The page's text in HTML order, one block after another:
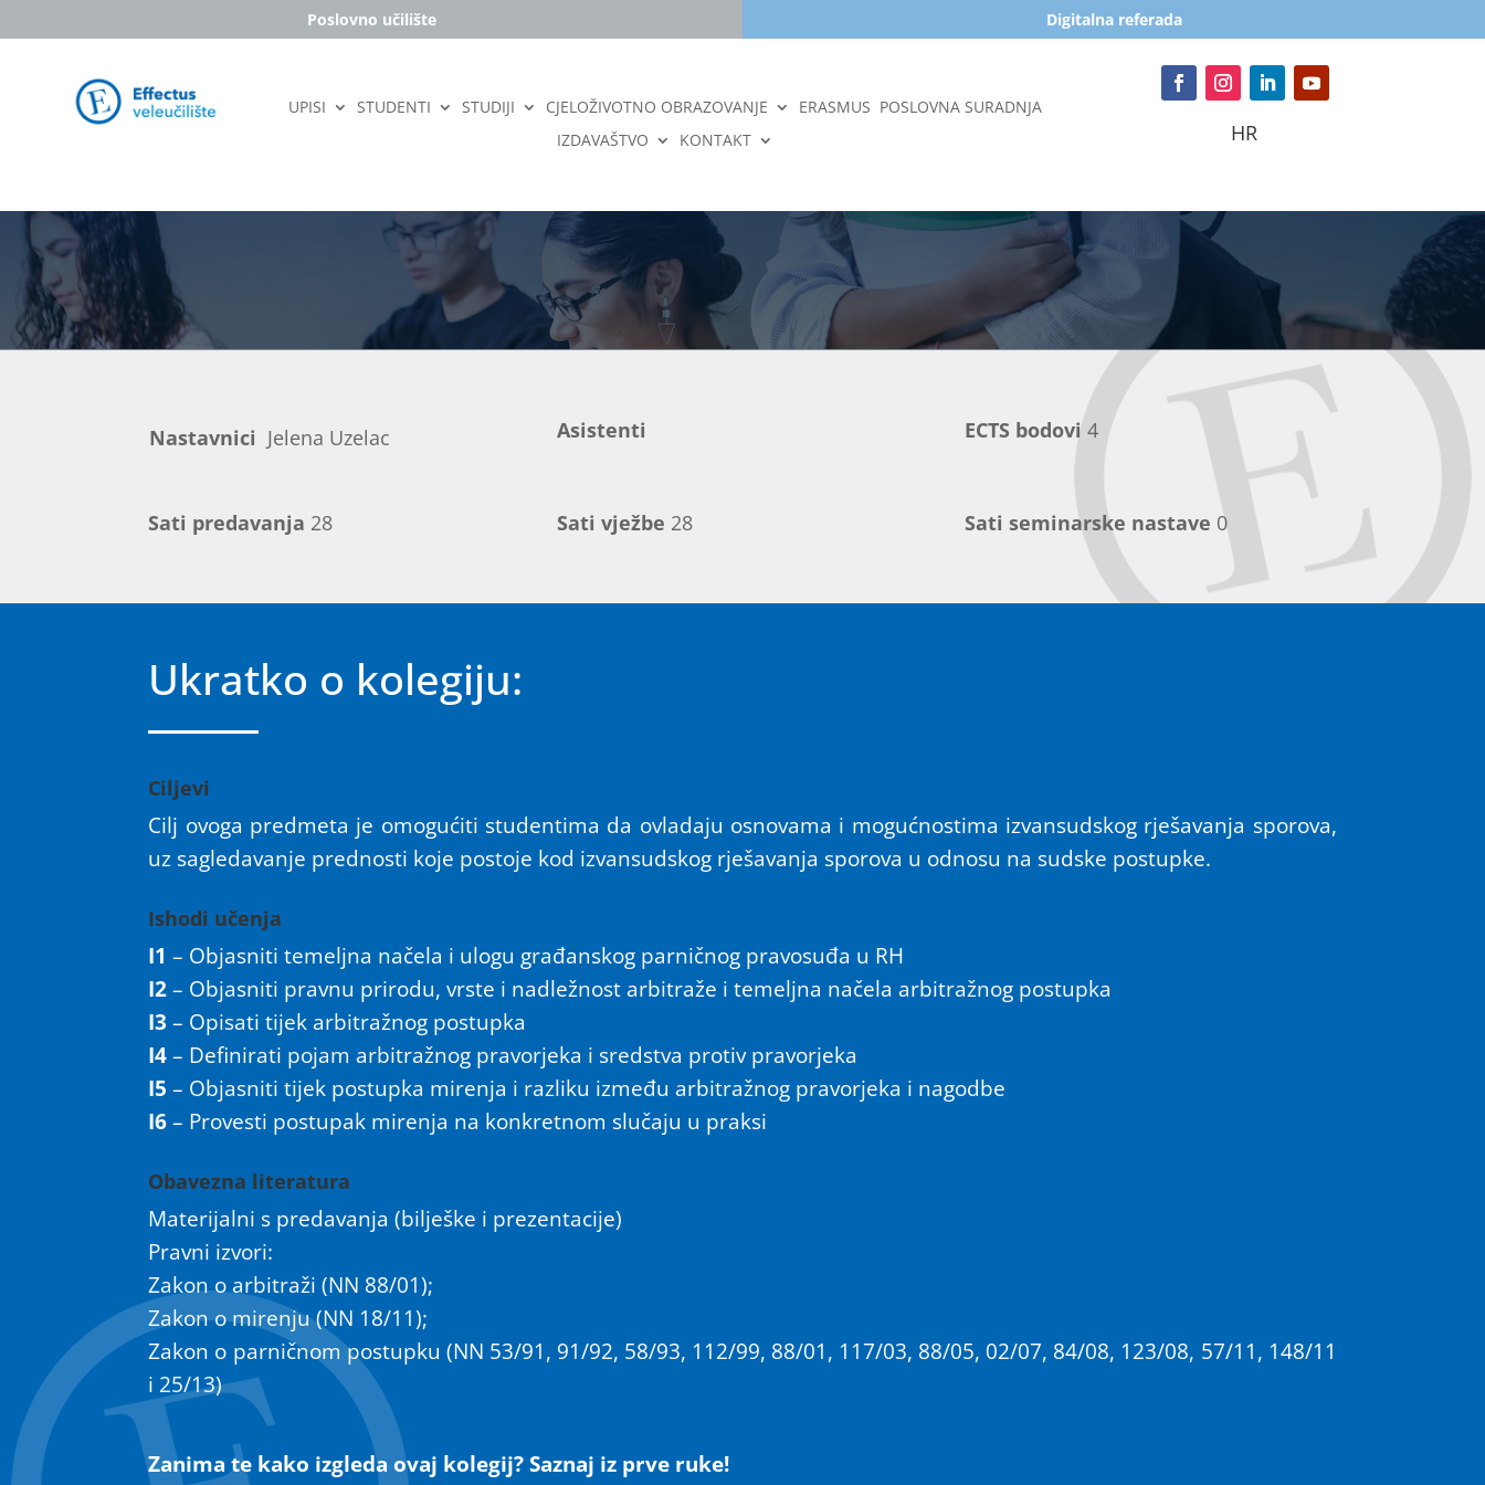
Poslovno učilište Digitalna referada
UPISI STUDENTI STUDIJI CJELOŽIVOTNO OBRAZOVANJE ERASMUS POSLOVNA SURADNJA
IZDAVAŠTVO
KONTAKT HR
Nastavnici Jelena Uzelac Asistenti ECTS bodovi 4
Sati predavanja 28 Sati vježbe 28 Sati seminarske nastave 0
Ukratko o kolegiju:
Ciljevi
Cilj ovoga predmeta je omogućiti studentima da ovladaju osnovama i mogućnostima izvansudskog rješavanja sporova,
uz sagledavanje prednosti koje postoje kod izvansudskog rješavanja sporova u odnosu na sudske postupke.
Ishodi učenja
I1 – Objasniti temeljna načela i ulogu građanskog parničnog pravosuđa u RH
I2– Objasniti pravnu prirodu, vrste i nadležnost arbitraže i temeljna načela arbitražnog postupka
I3 – Opisati tijek arbitražnog postupka
I4– Definirati pojam arbitražnog pravorjeka i sredstva protiv pravorjeka
I5 – Objasniti tijek postupka mirenja i razliku između arbitražnog pravorjeka i nagodbe
I6– Provesti postupak mirenja na konkretnom slučaju u praksi
Obavezna literatura
Materijalni s predavanja (bilješke i prezentacije)
Pravni izvori:
Zakon o arbitraži (NN 88/01);
Zakon o mirenju (NN 18/11);
Zakon o parničnom postupku (NN 53/91, 91/92, 58/93, 112/99, 88/01, 117/03, 88/05, 02/07, 84/08, 123/08, 57/11, 148/11
i 25/13)
Zanima te kako izgleda ovaj kolegij? Saznaj iz prve ruke!